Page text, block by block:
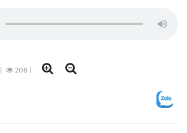
| 208 |